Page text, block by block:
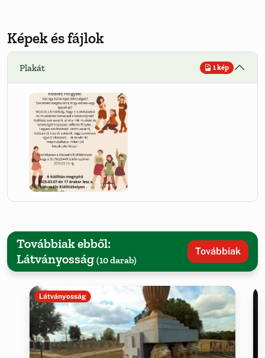
Képek és fájlok
Plakát 1 kép
Továbbiak ebből:
Látványosság (10 darab)
Továbbiak
Látványosság